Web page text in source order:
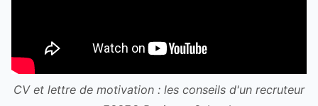
CV et lettre de motivation : les conseils d'un recruteur